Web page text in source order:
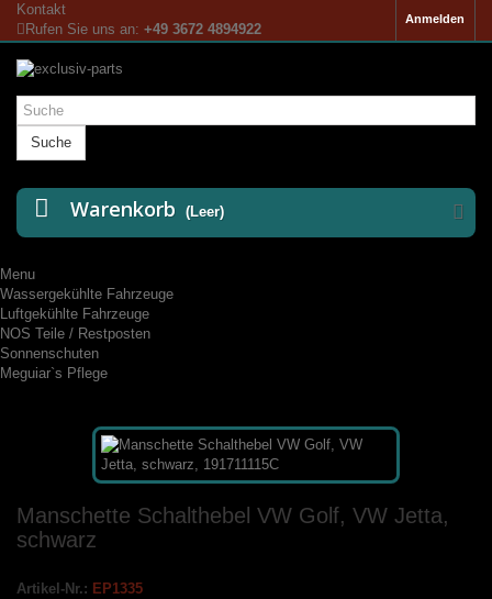
Anmelden
Kontakt
Rufen Sie uns an: +49 3672 4894922
Suche
Warenkorb (Leer)
Menu
Wassergekühlte Fahrzeuge
Luftgekühlte Fahrzeuge
NOS Teile / Restposten
Sonnenschuten
Meguiar`s Pflege
Manschette Schalthebel VW Golf, VW Jetta,
schwarz
Artikel-Nr.: EP1335